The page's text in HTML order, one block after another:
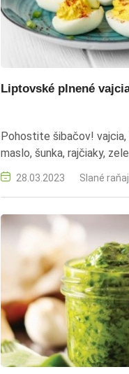
Liptovské plnené
Pohostite šibačov! vajcia,
maslo, šunka, rajčiaky,
studený predjedlo,
kuchyňa, rýchle jedlo,
28.03.2023 Slané